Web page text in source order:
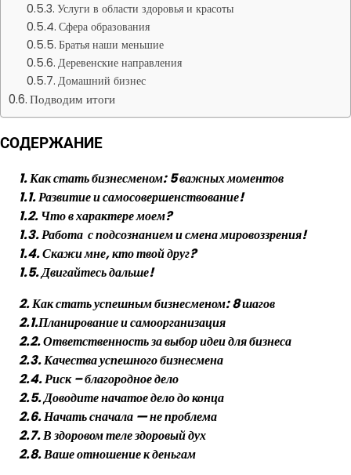
Услуги в области здоровья и красоты
Сфера образования
Братья наши меньшие
Деревенские направления
Домашний бизнес
Подводим итоги
СОДЕРЖАНИЕ
1. Как стать бизнесменом: 5 важных моментов
1.1. Развитие и самосовершенствование!
1.2. Что в характере моем?
1.3. Работа с подсознанием и смена мировоззрения!
1.4. Скажи мне, кто твой друг?
1.5. Двигайтесь дальше!
2. Как стать успешным бизнесменом: 8 шагов
2.1.Планирование и самоорганизация
2.2. Ответственность за выбор идеи для бизнеса
2.3. Качества успешного бизнесмена
2.4. Риск – благородное дело
2.5. Доводите начатое дело до конца
2.6. Начать сначала — не проблема
2.7. В здоровом теле здоровый дух
2.8. Ваше отношение к деньгам